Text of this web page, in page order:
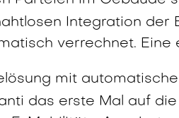
Integration der
verrechnet.
mit
das erste Mal auf